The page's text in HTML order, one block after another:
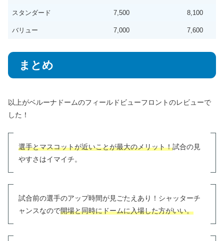
スタンダード 7,500 8,100
バリュー 7,000 7,600
まとめ
以上がベルーナドームのフィールドビューフロントのレビューで
した！
選手とマスコットが近いことが最大のメリット！試合の見
やすさはイマイチ。
試合前の選手のアップ時間が見ごたえあり！シャッターチ
ャンスなので開場と同時にドームに入場した方がいい。